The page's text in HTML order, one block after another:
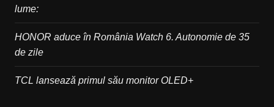
lume:
HONOR aduce în România Watch 6. Autonomie de 35
de zile
TCL lansează primul său monitor OLED+